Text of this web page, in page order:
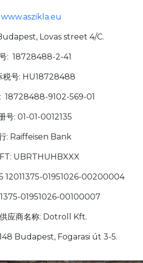
www.aszikla.eu
Lovas street 4/C.
: 18728488-2-41
税号: HU18728488
18728488-9102-569-01
号: 01-01-0012135
: Raiffeisen Bank
UBRTHUHBXXX
12011375-01951026-00200004
01951026-00100007
应商名称: Dotroll Kft.
Budapest, Fogarasi út 3-5.